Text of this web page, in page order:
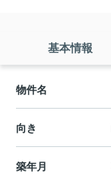
基本情報
物件名
向き
築年月